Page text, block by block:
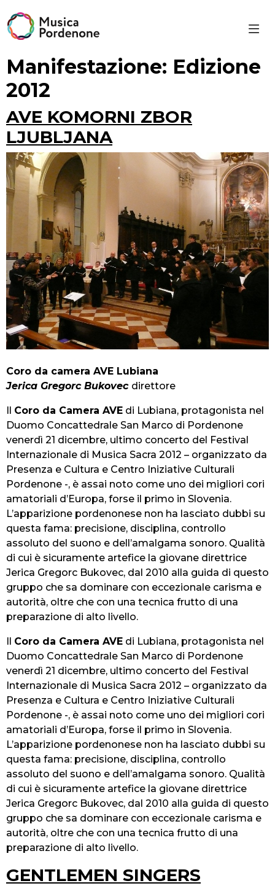
to
content
Manifestazione: Edizione
2012
AVE KOMORNI ZBOR
LJUBLJANA
Coro da camera AVE Lubiana
Jerica Gregorc Bukovec direttore
Il Coro da Camera AVE di Lubiana, protagonista nel
Duomo Concattedrale San Marco di Pordenone
venerdì 21 dicembre, ultimo concerto del Festival
Internazionale di Musica Sacra 2012 – organizzato da
Presenza e Cultura e Centro Iniziative Culturali
Pordenone -, è assai noto come uno dei migliori cori
amatoriali d’Europa, forse il primo in Slovenia.
L’apparizione pordenonese non ha lasciato dubbi su
questa fama: precisione, disciplina, controllo
assoluto del suono e dell’amalgama sonoro. Qualità
di cui è sicuramente artefice la giovane direttrice
Jerica Gregorc Bukovec, dal 2010 alla guida di questo
gruppo che sa dominare con eccezionale carisma e
autorità, oltre che con una tecnica frutto di una
preparazione di alto livello.
Il Coro da Camera AVE di Lubiana, protagonista nel
Duomo Concattedrale San Marco di Pordenone
venerdì 21 dicembre, ultimo concerto del Festival
Internazionale di Musica Sacra 2012 – organizzato da
Presenza e Cultura e Centro Iniziative Culturali
Pordenone -, è assai noto come uno dei migliori cori
amatoriali d’Europa, forse il primo in Slovenia.
L’apparizione pordenonese non ha lasciato dubbi su
questa fama: precisione, disciplina, controllo
assoluto del suono e dell’amalgama sonoro. Qualità
di cui è sicuramente artefice la giovane direttrice
Jerica Gregorc Bukovec, dal 2010 alla guida di questo
gruppo che sa dominare con eccezionale carisma e
autorità, oltre che con una tecnica frutto di una
preparazione di alto livello.
GENTLEMEN SINGERS